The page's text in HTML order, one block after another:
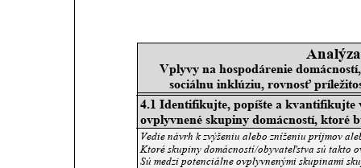
Vplyvy na hospodárenie
sociálnu inklúziu, rovnosť
4.1 Identifikujte, popíšte a kvantifikujte
ovplyvnené skupiny domácností, ktoré
Vedie návrh k zvýšeniu alebo zníženiu príjmov
Ktoré skupiny domácností/obyvateľstva sú takto
Sú medzi potenciálne ovplyvnenými skupinami